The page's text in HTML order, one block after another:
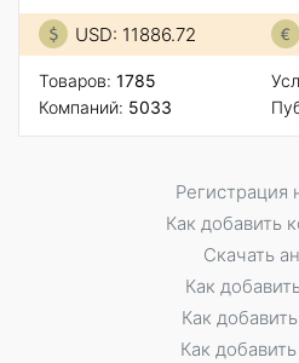
USD: 11886.72
Товаров: 1785
Компаний: 5033
Регистрация
Как добавить
Скачать
Как
Как
Как